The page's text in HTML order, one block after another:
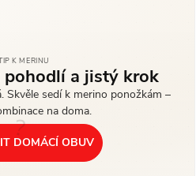
?
K MERINU
pohodlí a jistý krok
Skvěle sedí k merino ponožkám –
na doma.
DOMÁCÍ OBUV